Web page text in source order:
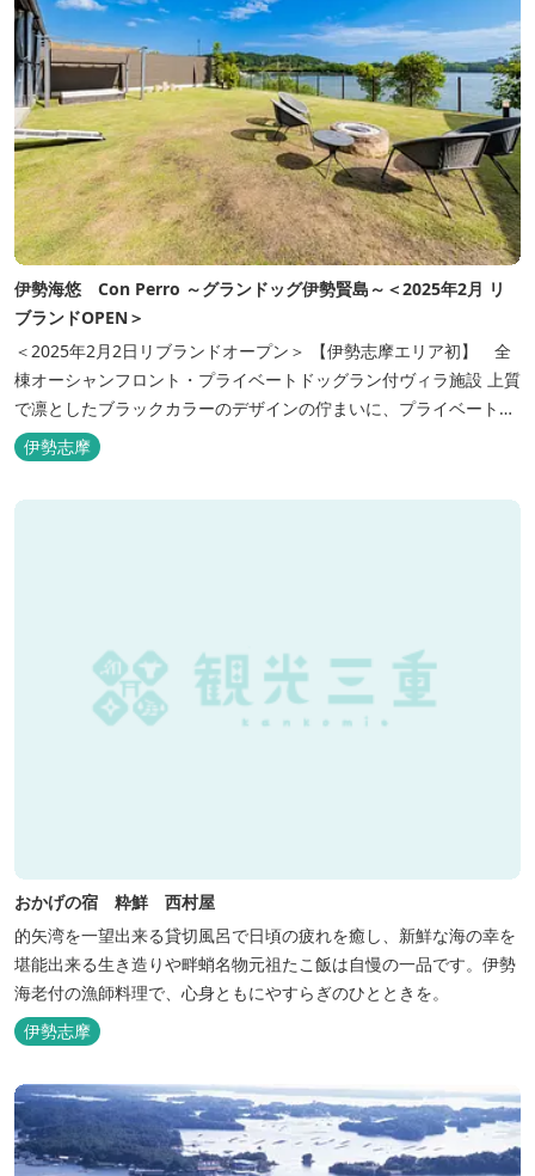
伊勢海悠 Con Perro ～グランドッグ伊勢賢島～＜2025年2月 リ
ブランドOPEN＞
＜2025年2月2日リブランドオープン＞ 【伊勢志摩エリア初】 全
棟オーシャンフロント・プライベートドッグラン付ヴィラ施設 上質
で凛としたブラックカラーのデザインの佇まいに、プライベート感
溢れる客室。 客室に一歩入れば全室海に面したオーシャンフロン
ト。 颯爽とした広いプライベートドッグランと青色に輝く英虞湾を
伊勢志摩
おかげの宿 粋鮮 西村屋
的矢湾を一望出来る貸切風呂で日頃の疲れを癒し、新鮮な海の幸を
堪能出来る生き造りや畔蛸名物元祖たこ飯は自慢の一品です。伊勢
海老付の漁師料理で、心身ともにやすらぎのひとときを。
伊勢志摩